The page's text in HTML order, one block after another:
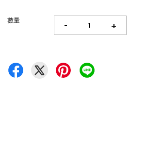
數量 - +